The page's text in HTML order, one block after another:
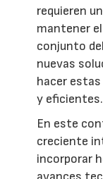
requieren
mantener
conjunto
nuevas
hacer
y eficientes.
En este
creciente
incorporar